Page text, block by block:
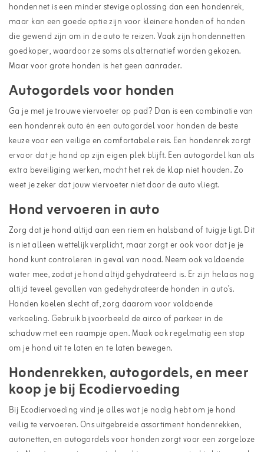
hondennet is een minder stevige oplossing dan een hondenrek,
maar kan een goede optie zijn voor kleinere honden of honden
die gewend zijn om in de auto te reizen. Vaak zijn hondennetten
goedkoper, waardoor ze soms als alternatief worden gekozen.
Maar voor grote honden is het geen aanrader.
Autogordels voor honden
Ga je met je trouwe viervoeter op pad? Dan is een combinatie van
een hondenrek auto én een autogordel voor honden de beste
keuze voor een veilige en comfortabele reis. Een hondenrek zorgt
ervoor dat je hond op zijn eigen plek blijft. Een autogordel kan als
extra beveiliging werken, mocht het rek de klap niet houden. Zo
weet je zeker dat jouw viervoeter niet door de auto vliegt.
Hond vervoeren in auto
Zorg dat je hond altijd aan een riem en halsband of tuigje ligt. Dit
is niet alleen wettelijk verplicht, maar zorgt er ook voor dat je je
hond kunt controleren in geval van nood. Neem ook voldoende
water mee, zodat je hond altijd gehydrateerd is. Er zijn helaas nog
altijd teveel gevallen van gedehydrateerde honden in auto’s.
Honden koelen slecht af, zorg daarom voor voldoende
verkoeling. Gebruik bijvoorbeeld de airco of parkeer in de
schaduw met een raampje open. Maak ook regelmatig een stop
om je hond uit te laten en te laten bewegen.
Hondenrekken, autogordels, en meer
koop je bij Ecodiervoeding
Bij Ecodiervoeding vind je alles wat je nodig hebt om je hond
veilig te vervoeren. Ons uitgebreide assortiment hondenrekken,
autonetten, en autogordels voor honden zorgt voor een zorgeloze